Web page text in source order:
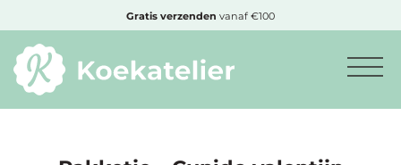
Minimum
Gratis verzenden vanaf €100